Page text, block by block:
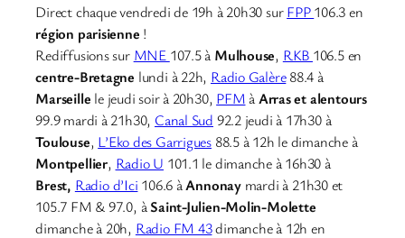
Direct chaque vendredi de 19h à 20h30 surFPP106.3 en
région parisienne !
Rediffusions sur MNE 107.5 à Mulhouse, RKB 106.5 en
centre-Bretagne lundi à 22h, Radio Galère88.4 à
Marseille le jeudi soir à 20h30, PFMàArras et alentours
99.9 mardi à 21h30, Canal Sud 92.2 jeudi à 17h30 à
Toulouse, L’Eko des Garrigues 88.5 à 12h le dimanche à
Montpellier, Radio U 101.1 le dimanche à 16h30 à
Brest, Radio d’Ici 106.6 àAnnonay mardi à 21h30 et
105.7 FM & 97.0, àSaint-Julien-Molin-Molette
dimanche à 20h, Radio FM 43dimanche à 12h en